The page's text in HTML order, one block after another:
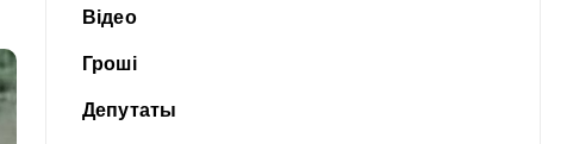
Відео
Гроші
Депутаты